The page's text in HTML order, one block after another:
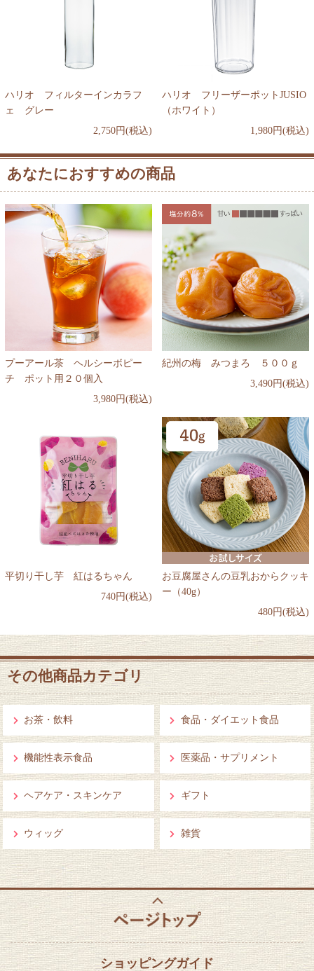
ハリオ フィルターインカラフ
ェ グレー
2,750円(税込)
ハリオ フリーザーポットJUSIO
（ホワイト）
1,980円(税込)
あなたにおすすめの商品
プーアール茶 ヘルシーボピー
チ ポット用２０個入
3,980円(税込)
紀州の梅 みつまろ ５００ｇ
3,490円(税込)
平切り干し芋 紅はるちゃん
740円(税込)
お豆腐屋さんの豆乳おからクッキ
ー（40g）
480円(税込)
その他商品カテゴリ
お茶・飲料 食品・ダイエット食品
機能性表示食品 医薬品・サプリメント
ヘアケア・スキンケア ギフト
ウィッグ 雑貨
ショッピングガイド